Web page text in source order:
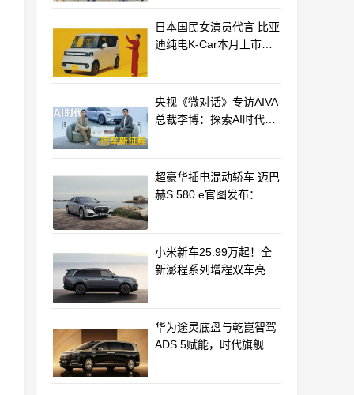
日本国民女演员代言 比亚
迪纯电K-Car本月上市：
央视《微对话》专访AIVA
总裁李博：探索AI时代汽
超豪华插电混动轿车 迈巴
赫S 580 e官图发布：老
小米新车25.99万起！全
新澎程系列增程双车亮相
华为途灵底盘与乾崑智驾
ADS 5赋能，时代旗舰